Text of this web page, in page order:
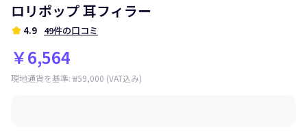
ロリポップ 耳フィラー
kid_star 4.9 49件の口コミ
￥6,564
現地通貨を基準: ₩59,000 (VAT込み)